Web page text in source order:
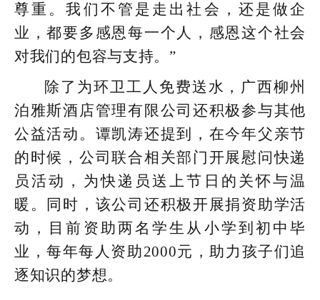
尊重。我们不管是走出社会，还是做企
业，都要多感恩每一个人，感恩这个社会
对我们的包容与支持。”
除了为环卫工人免费送水，广西柳州
泊雅斯酒店管理有限公司还积极参与其他
公益活动。谭凯涛还提到，在今年父亲节
的时候，公司联合相关部门开展慰问快递
员活动，为快递员送上节日的关怀与温
暖。同时，该公司还积极开展捐资助学活
动，目前资助两名学生从小学到初中毕
业，每年每人资助2000元，助力孩子们追
逐知识的梦想。